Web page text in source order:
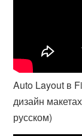
Auto Layout в
дизайн
русском)